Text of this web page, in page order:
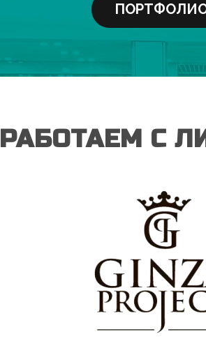
РАБОТАЕМ С